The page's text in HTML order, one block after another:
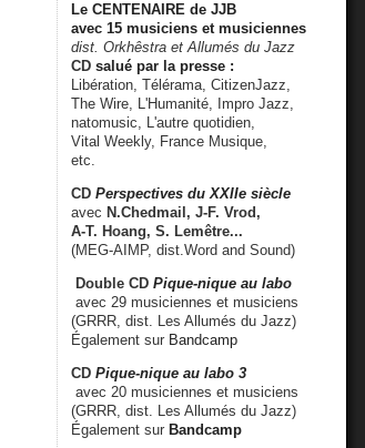
Le CENTENAIRE de JJB
avec 15 musiciens et musiciennes
dist. Orkhêstra et Allumés du Jazz
CD salué par la presse :
Libération, Télérama, CitizenJazz,
The Wire, L'Humanité, Impro Jazz,
natomusic, L'autre quotidien,
Vital Weekly, France Musique,
etc.
CD Perspectives du XXIIe siècle
avec N.Chedmail, J-F. Vrod,
A-T. Hoang, S. Lemêtre...
(MEG-AIMP, dist.Word and Sound)
Double CD Pique-nique au labo
avec 29 musiciennes et musiciens
(GRRR, dist. Les Allumés du Jazz)
Également sur Bandcamp
CD Pique-nique au labo 3
avec 20 musiciennes et musiciens
(GRRR, dist. Les Allumés du Jazz)
Également sur Bandcamp